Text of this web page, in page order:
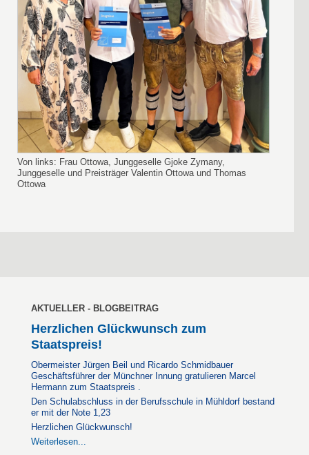
Von links: Frau Ottowa, Junggeselle Gjoke Zymany,
Junggeselle und Preisträger Valentin Ottowa und Thomas
Ottowa
AKTUELLER - BLOGBEITRAG
Herzlichen Glückwunsch zum
Staatspreis!
Obermeister Jürgen Beil und Ricardo Schmidbauer
Geschäftsführer der Münchner Innung gratulieren Marcel
Hermann zum Staatspreis .
Den Schulabschluss in der Berufsschule in Mühldorf bestand
er mit der Note 1,23
Herzlichen Glückwunsch!
Weiterlesen...